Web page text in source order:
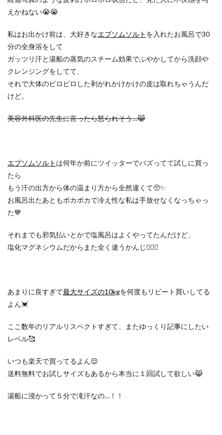
えかねない😭😭
私はお出かけ前は、大好きなエプソムソルト を入れたお風呂で30
分の全身浴をして
ガッツリ汗と湯船の蒸気のスチーム効果でふやかしてから洗顔や
クレンジングをしてて、
それで大体のピロピロした剥がれかけかけの皮は取れちゃうんだ
けど。
美容外科医の先生に言ったら怒られそう…😹
エプソムソルト は何年か前にツイッターでバズってて試しに買っ
たら
もう汗の出方から体の温まり方から全然違くて🥺✨
お風呂出たあともポカポカで冷え性な私は手放せなくなっちゃっ
た💙
それまでも邪気払いとかで塩風呂はよくやってたんだけど、
塩化マグネシウムだからまた全く違うかんじ🧚🏻‍♀️
あまりに良すぎて最大サイズの10kgを何度もリピート買いしてる
よん💓
ここ数年のリアルリスペクトすぎて、またゆっくり記事にしたい
レベル🥰
いつも楽天で買ってるよん😌
送料無料でお試しサイズもあるから本当に１回試して欲しい😹
湯船に浸かって５分で滝汗なの…！！